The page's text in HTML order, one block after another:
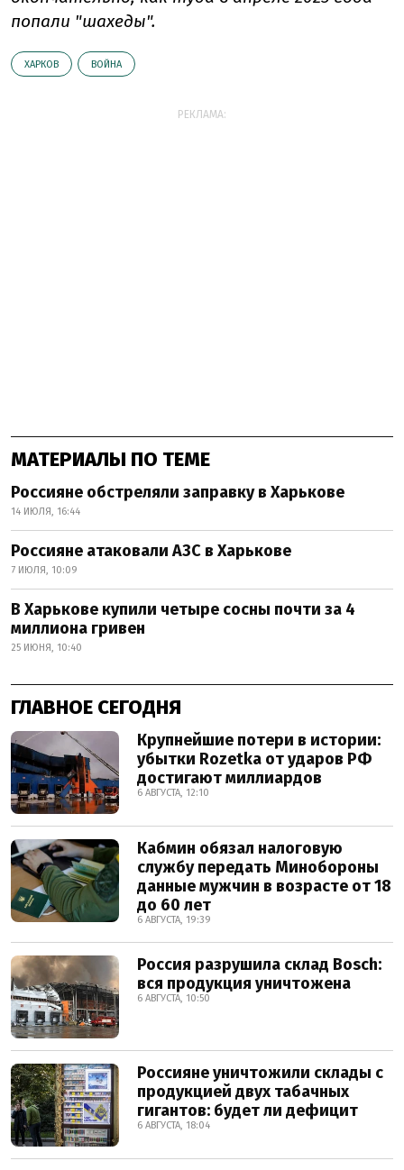
попали "шахеды".
ХАРКОВ ВОЙНА
РЕКЛАМА:
МАТЕРИАЛЫ ПО ТЕМЕ
Россияне обстреляли заправку в Харькове
14 ИЮЛЯ, 16:44
Россияне атаковали АЗС в Харькове
7 ИЮЛЯ, 10:09
В Харькове купили четыре сосны почти за 4
миллиона гривен
25 ИЮНЯ, 10:40
ГЛАВНОЕ СЕГОДНЯ
Крупнейшие потери в истории:
убытки Rozetka от ударов РФ
достигают миллиардов
6 АВГУСТА, 12:10
Кабмин обязал налоговую
службу передать Минобороны
данные мужчин в возрасте от 18
до 60 лет
6 АВГУСТА, 19:39
Россия разрушила склад Bosch:
вся продукция уничтожена
6 АВГУСТА, 10:50
Россияне уничтожили склады с
продукцией двух табачных
гигантов: будет ли дефицит
6 АВГУСТА, 18:04